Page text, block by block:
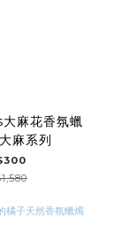
麻花香氛蠟
麻系列